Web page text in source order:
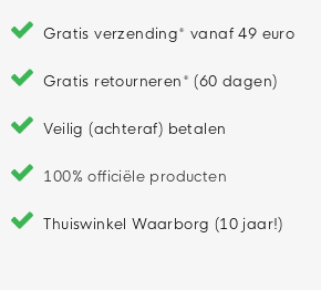
Gratis verzending* vanaf 49 euro
Gratis retourneren* (60 dagen)
Veilig (achteraf) betalen
100% officiële producten
Thuiswinkel Waarborg (10 jaar!)